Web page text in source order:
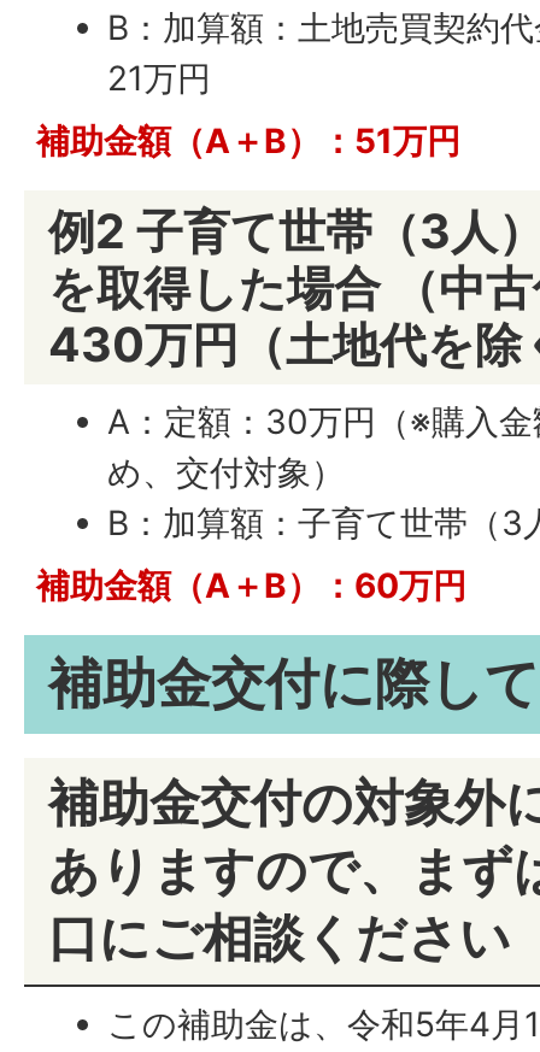
B：加算額：土地売買契約
21万円
補助金額（A＋B）：51万円
例2 子育て世帯（3人
を取得した場合 （中
430万円（土地代を除
A：定額：30万円（※購入
め、交付対象）
B：加算額：子育て世帯（
補助金額（A＋B）：60万円
補助金交付に際し
補助金交付の対象外
ありますので、まず
口にご相談ください
この補助金は、令和5年4月